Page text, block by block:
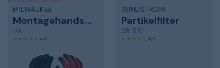
MILWAUKEE
Montagehandske
1/A
4,8
SUNDSTRÖM
Partikelfilter
SR 510
4,8